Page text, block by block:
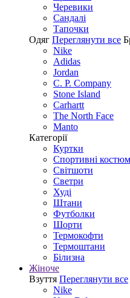
Черевики
Сандалі
Tапочки
Одяг Переглянути все
Nike
Adidas
Jordan
C. P. Company
Stone Island
Carhartt
The North Face
Manto
Категорії
Куртки
Спортивні
Світшоти
Светри
Худі
Штани
Футболки
Шорти
Термокофти
Термоштани
Білизна
Жіноче
Взуття Переглянути все
Nike